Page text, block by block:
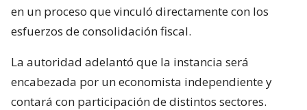
en un proceso que vinculó directamente con los
esfuerzos de consolidación fiscal.
La autoridad adelantó que la instancia será
encabezada por un economista independiente y
contará con participación de distintos sectores.